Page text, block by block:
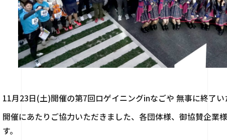
11月23日(土)開催の第7回ロゲイニングinなごや 無事に終了
開催にあたりご協力いただきました、各団体様、御協賛企業
す。